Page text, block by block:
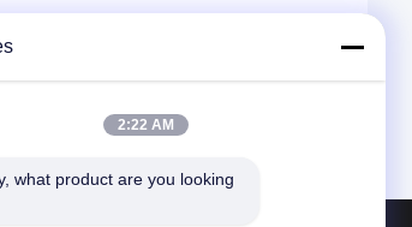
2:22 AM
what product are you looking